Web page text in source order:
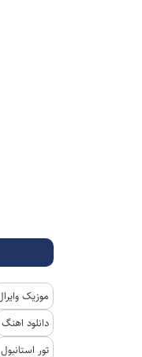
موزیک
دانلود اهنگ
تور استانبول